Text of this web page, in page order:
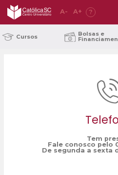
A- A+ ?
Cursos Bolsas e
Tem
Fale conosco pelo
De segunda a sexta